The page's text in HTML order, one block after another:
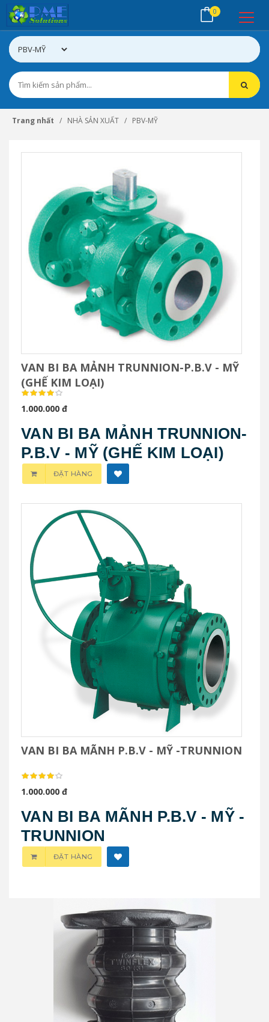
0
Trang nhất NHÀ SẢN XUẤT PBV-MỸ
VAN BI BA MẢNH TRUNNION-P.B.V - MỸ
(GHẾ KIM LOẠI)
1.000.000 đ
VAN BI BA MẢNH TRUNNION-
P.B.V - MỸ (GHẾ KIM LOẠI)
ĐẶT HÀNG
VAN BI BA MÃNH P.B.V - MỸ -TRUNNION
1.000.000 đ
VAN BI BA MÃNH P.B.V - MỸ -
TRUNNION
ĐẶT HÀNG